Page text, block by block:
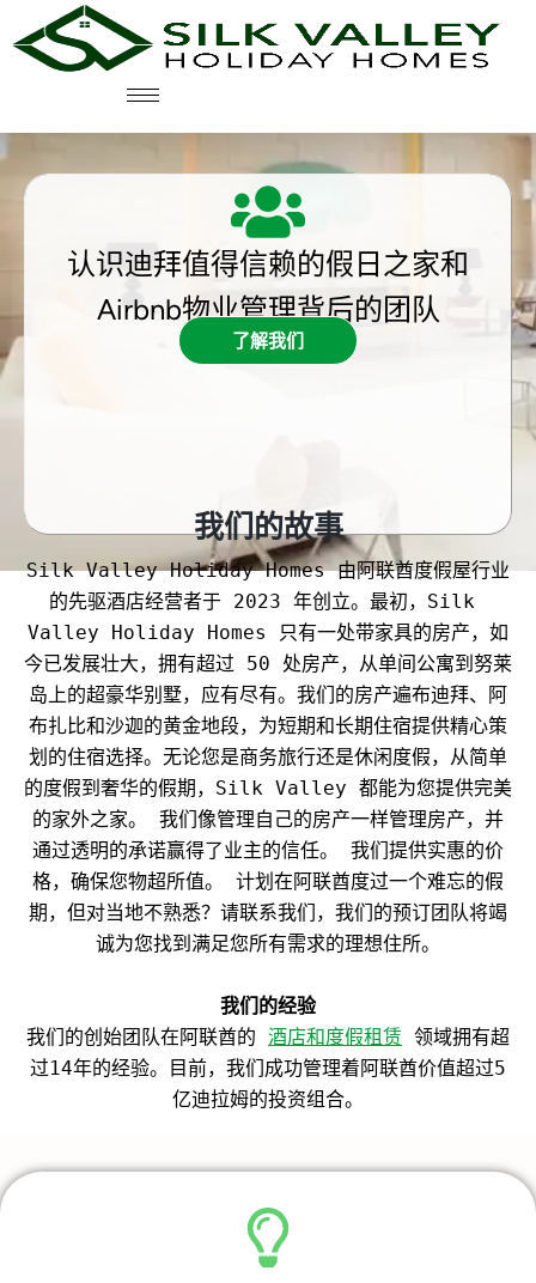
认识迪拜值得信赖的假日之家和
Airbnb物业管理背后的团队
了解我们
我们的故事
Silk Valley Holiday Homes 由阿联酋度假屋行业
的先驱酒店经营者于 2023 年创立。最初，Silk
Valley Holiday Homes 只有一处带家具的房产，如
今已发展壮大，拥有超过 50 处房产，从单间公寓到努莱
岛上的超豪华别墅，应有尽有。我们的房产遍布迪拜、阿
布扎比和沙迦的黄金地段，为短期和长期住宿提供精心策
划的住宿选择。无论您是商务旅行还是休闲度假，从简单
的度假到奢华的假期，Silk Valley 都能为您提供完美
的家外之家。 我们像管理自己的房产一样管理房产，并
通过透明的承诺赢得了业主的信任。 我们提供实惠的价
格，确保您物超所值。 计划在阿联酋度过一个难忘的假
期，但对当地不熟悉？请联系我们，我们的预订团队将竭
我们的创始团队在阿联酋的 酒店和度假租赁 领域拥有超
过14年的经验。目前，我们成功管理着阿联酋价值超过5
亿迪拉姆的投资组合。